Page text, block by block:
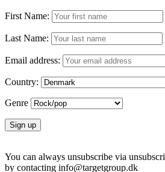
First Name:
Last Name:
Email address:
Country:
Genre
You can always unsubscribe via
by contacting info@targetgroup.dk